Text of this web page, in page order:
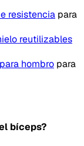
resistencia para
reutilizables
hombro para
bíceps?